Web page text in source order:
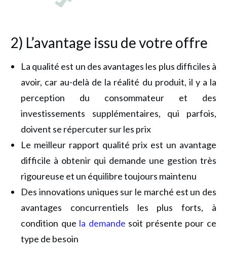
2) L’avantage issu de votre offre
La qualité est un des avantages les plus difficiles à
avoir, car au-delà de la réalité du produit, il y a la
perception du consommateur et des
investissements supplémentaires, qui parfois,
doivent se répercuter sur les prix
Le meilleur rapport qualité prix est un avantage
difficile à obtenir qui demande une gestion très
rigoureuse et un équilibre toujours maintenu
Des innovations uniques sur le marché est un des
avantages concurrentiels les plus forts, à
condition que la demande soit présente pour ce
type de besoin